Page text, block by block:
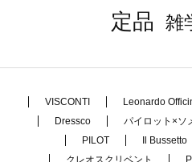
定品
雑
VISCONTI Leonardo
Dressco
パイロット×ソ
PILOT
Il Bussetto
クレオスクリベント